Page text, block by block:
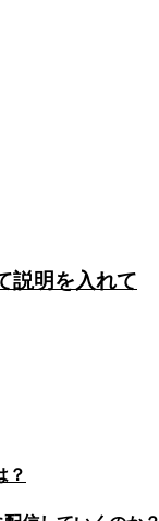
説明を入れて
？